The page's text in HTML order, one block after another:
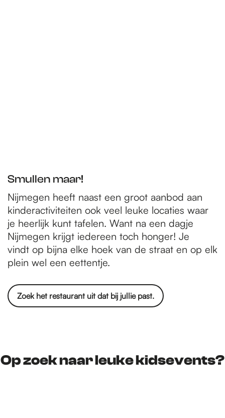
Smullen maar!
Nijmegen heeft naast een groot aanbod aan
kinderactiviteiten ook veel leuke locaties waar
je heerlijk kunt tafelen. Want na een dagje
Nijmegen krijgt iedereen toch honger! Je
vindt op bijna elke hoek van de straat en op elk
plein wel een eettentje.
Zoek het restaurant uit dat bij jullie past.
Op zoek naar leuke kidsevents?